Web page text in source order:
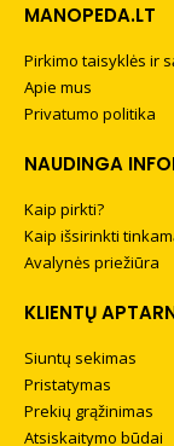
MANOPEDA.LT
Pirkimo taisyklės ir
Apie mus
Privatumo politika
NAUDINGA
Kaip pirkti?
Kaip išsirinkti
Avalynės priežiūra
KLIENTŲ
Siuntų sekimas
Pristatymas
Prekių grąžinimas
Atsiskaitymo būdai